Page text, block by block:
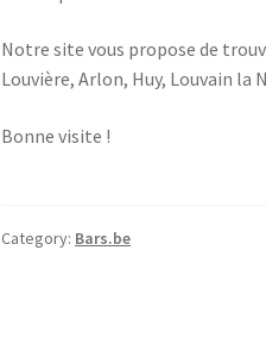
Notre site vous propose de
Louvière, Arlon, Huy, Louvain la
Bonne visite !
Category: Bars.be